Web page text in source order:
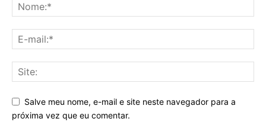
Salve meu nome, e-mail e site neste navegador para a
próxima vez que eu comentar.